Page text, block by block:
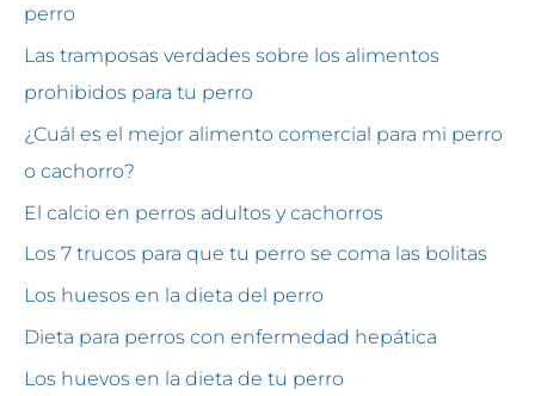
perro
Las tramposas verdades sobre los alimentos
prohibidos para tu perro
¿Cuál es el mejor alimento comercial para mi perro
o cachorro?
El calcio en perros adultos y cachorros
Los 7 trucos para que tu perro se coma las bolitas
Los huesos en la dieta del perro
Dieta para perros con enfermedad hepática
Los huevos en la dieta de tu perro